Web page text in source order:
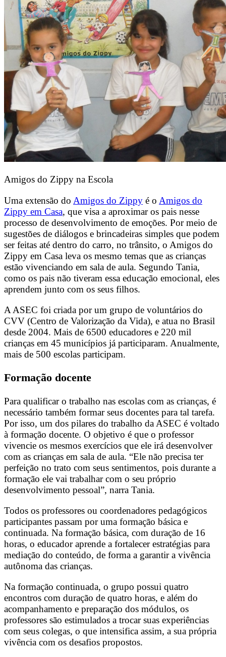
Amigos do Zippy na Escola
Uma extensão do Amigos do Zippy é o Amigos do
Zippy em Casa, que visa a aproximar os pais nesse
processo de desenvolvimento de emoções. Por meio de
sugestões de diálogos e brincadeiras simples que podem
ser feitas até dentro do carro, no trânsito, o Amigos do
Zippy em Casa leva os mesmo temas que as crianças
estão vivenciando em sala de aula. Segundo Tania,
como os pais não tiveram essa educação emocional, eles
aprendem junto com os seus filhos.
A ASEC foi criada por um grupo de voluntários do
CVV (Centro de Valorização da Vida), e atua no Brasil
desde 2004. Mais de 6500 educadores e 220 mil
crianças em 45 municípios já participaram. Anualmente,
mais de 500 escolas participam.
Formação docente
Para qualificar o trabalho nas escolas com as crianças, é
necessário também formar seus docentes para tal tarefa.
Por isso, um dos pilares do trabalho da ASEC é voltado
à formação docente. O objetivo é que o professor
vivencie os mesmos exercícios que ele irá desenvolver
com as crianças em sala de aula. “Ele não precisa ter
perfeição no trato com seus sentimentos, pois durante a
formação ele vai trabalhar com o seu próprio
desenvolvimento pessoal”, narra Tania.
Todos os professores ou coordenadores pedagógicos
participantes passam por uma formação básica e
continuada. Na formação básica, com duração de 16
horas, o educador aprende a fortalecer estratégias para
mediação do conteúdo, de forma a garantir a vivência
autônoma das crianças.
Na formação continuada, o grupo possui quatro
encontros com duração de quatro horas, e além do
acompanhamento e preparação dos módulos, os
professores são estimulados a trocar suas experiências
com seus colegas, o que intensifica assim, a sua própria
vivência com os desafios propostos.